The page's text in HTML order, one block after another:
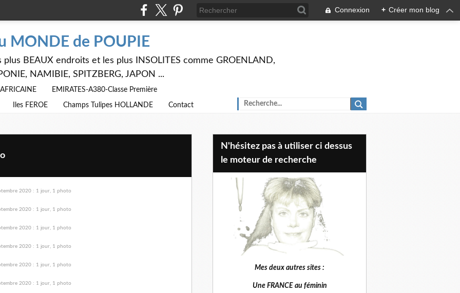
Connexion + Créer mon blog
MONDE de POUPIE
plus BEAUX endroits et les plus INSOLITES comme GROENLAND,
NAMIBIE, SPITZBERG, JAPON ...
EMIRATES-A380-Classe Première
Iles FEROE Champs Tulipes HOLLANDE Contact
N'hésitez pas à utiliser ci dessus
le moteur de recherche
Mes deux autres sites :
Une FRANCE au féminin